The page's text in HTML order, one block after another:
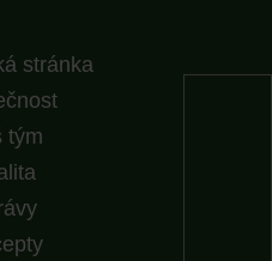
stránka
tým